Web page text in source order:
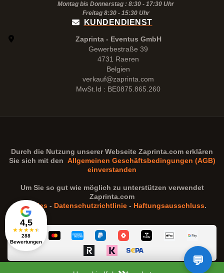
4,5
★★★★★
288
Bewertungen
Montag bis Donnerstag : 8:30 - 17:30 Uhr
Freitag 8:30 - 15:30Uhr
KUNDENDIENST
Zaprinta - Eventus GmbH
Gewerbestraße 39
4731 Raeren
Belgien
verkauf@zaprinta.com
MwSt.Id : BE0875.865.260
Durch die Nutzung unserer Webseite Zaprinta.com erklären
Sie sich mit den Allgemeinen Geschäftsbedingungen (AGB)
einverstanden
Um Sie so gut wie möglich zu unterstützen verwendet
Zaprinta.com
Cookies - Datenschutzrichtlinie - Haftungsausschluss.